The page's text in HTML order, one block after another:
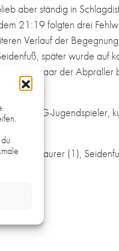
aber ständig in
21:19 folgten drei
Verlauf der
später wurde auf
nur ein paar der Abpraller
HG-Jugendspieler,
(3), Maurer (1),